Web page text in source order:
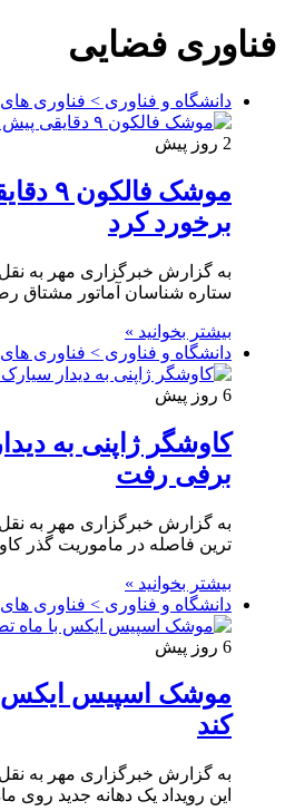
فناوری فضایی
دانشگاه و فناوری > فناوری های
2 روز پیش
موشک
برخورد کرد
به گزارش خبرگزاری مهر به
ستاره شناسان آماتور مشتاق
بیشتر بخوانید »
دانشگاه و فناوری > فناوری های
6 روز پیش
کاوشگر ژاپنی به
برفی رفت
به گزارش خبرگزاری مهر به
ترین فاصله در ماموریت گذر
بیشتر بخوانید »
دانشگاه و فناوری > فناوری های
6 روز پیش
موشک اسپیس ایکس
کند
به گزارش خبرگزاری مهر به نقل
این رویداد یک دهانه جدید روی